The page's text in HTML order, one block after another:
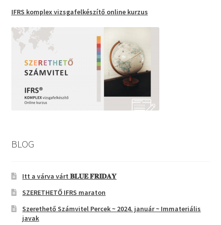
IFRS komplex vizsgafelkészítő online kurzus
BLOG
Itt a várva várt 𝐁𝐋𝐔𝐄 𝐅𝐑𝐈𝐃𝐀𝐘
SZERETHETŐ IFRS maraton
Szerethető Számvitel Percek ~ 2024. január ~ Immateriális
javak